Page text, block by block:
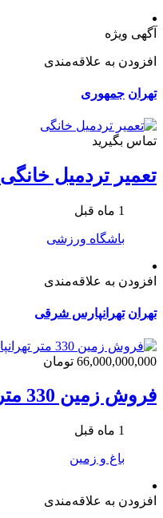
آگهی ویژه
افزودن به علاقه‌مندی
تهران جمهوری
تماس بگیرید
تعمیر تردمیل خانگی
1 ماه قبل
باشگاه ورزشی
افزودن به علاقه‌مندی
تهران تهرانپارس شرقی
66,000,000,000 تومان
فروش زمین 330 متر تهرانپارس
1 ماه قبل
باغ و زمین
افزودن به علاقه‌مندی